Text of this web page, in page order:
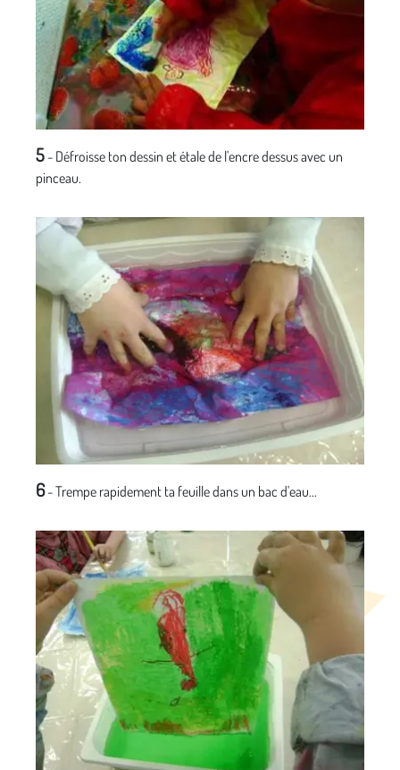
5- Défroisse ton dessin et étale de l'encre dessus avec un
pinceau.
6- Trempe rapidement ta feuille dans un bac d'eau...